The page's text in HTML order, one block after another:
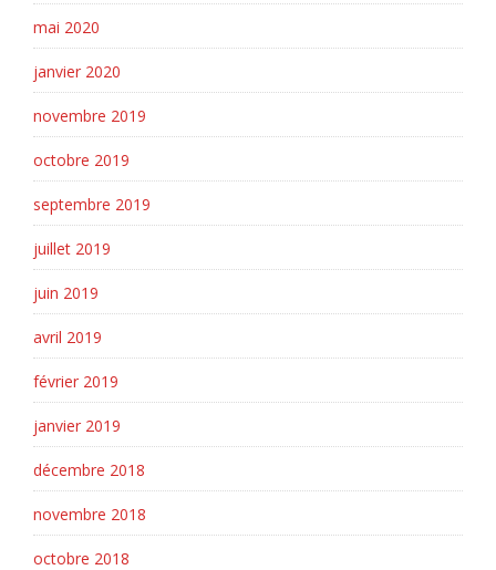
mai 2020
janvier 2020
novembre 2019
octobre 2019
septembre 2019
juillet 2019
juin 2019
avril 2019
février 2019
janvier 2019
décembre 2018
novembre 2018
octobre 2018